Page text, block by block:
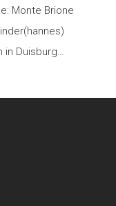
Monte Brione
in Duisburg…